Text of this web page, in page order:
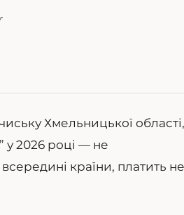
Хмельницької області,
у 2026 році — не
країни, платить не